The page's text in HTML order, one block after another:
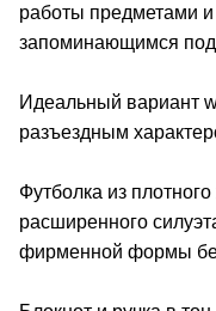
работы предметами
запоминающимся
Идеальный вариант
разъездным
Футболка из
расширенного
фирменной формы